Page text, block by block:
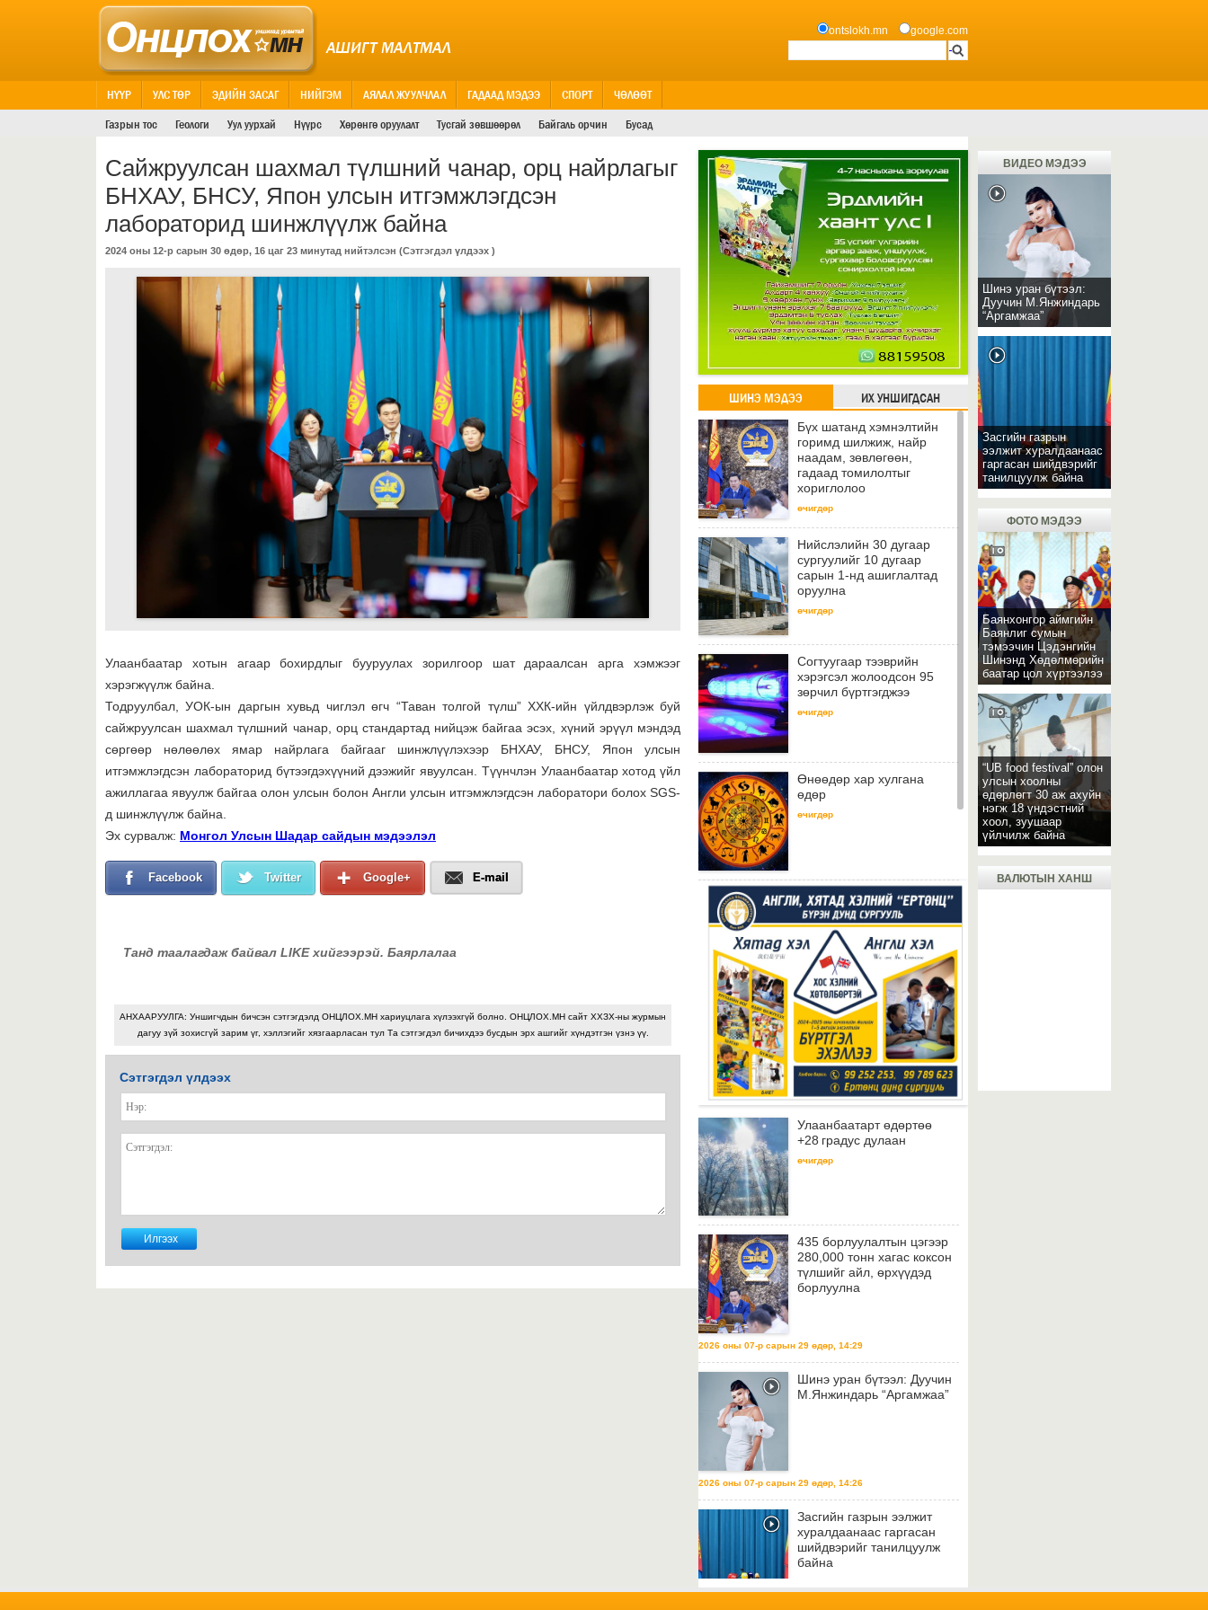
АШИГТ МАЛТМАЛ
ontslokh.mn google.com
НҮҮР УЛС ТӨР ЭДИЙН ЗАСАГ НИЙГЭМ АЯЛАЛ ЖУУЛЧЛАЛ ГАДААД МЭДЭЭ СПОРТ
ЧӨЛӨӨТ
Газрын тос
Геологи Уул уурхай Нүүрс Хөрөнгө оруулалт Тусгай зөвшөөрөл Байгаль орчин Бусад
Сайжруулсан шахмал түлшний чанар, орц найрлагыг
БНХАУ, БНСУ, Япон улсын итгэмжлэгдсэн
лабораторид шинжлүүлж байна
2024 оны 12-р сарын 30 өдөр, 16 цаг 23 минутад нийтэлсэн (Сэтгэгдэл үлдээх )
Улаанбаатар хотын агаар бохирдлыг бууруулах зорилгоор шат дараалсан арга хэмжээг
хэрэгжүүлж байна.
Тодруулбал, УОК-ын даргын хувьд чиглэл өгч “Таван толгой түлш” ХХК-ийн үйлдвэрлэж буй
сайжруулсан шахмал түлшний чанар, орц стандартад нийцэж байгаа эсэх, хүний эрүүл мэндэд
сөргөөр нөлөөлөх ямар найрлага байгааг шинжлүүлэхээр БНХАУ, БНСУ, Япон улсын
итгэмжлэгдсэн лабораторид бүтээгдэхүүний дээжийг явуулсан. Түүнчлэн Улаанбаатар хотод үйл
ажиллагаа явуулж байгаа олон улсын болон Англи улсын итгэмжлэгдсэн лаборатори болох SGS-
д шинжлүүлж байна.
Эх сурвалж: Монгол Улсын Шадар сайдын мэдээлэл
Facebook Twitter Google+ E-mail
Танд таалагдаж байвал LIKE хийгээрэй. Баярлалаа
АНХААРУУЛГА: Уншигчдын бичсэн сэтгэгдэлд ОНЦЛОХ.МН хариуцлага хүлээхгүй болно. ОНЦЛОХ.МН сайт ХХЗХ-ны журмын
дагуу зүй зохисгүй зарим үг, хэллэгийг хязгаарласан тул Та сэтгэгдэл бичихдээ бусдын эрх ашгийг хүндэтгэн үзнэ үү.
Сэтгэгдэл үлдээх
ШИНЭ МЭДЭЭ ИХ УНШИГДСАН
Бүх шатанд хэмнэлтийн
горимд шилжиж, найр
наадам, зөвлөгөөн,
гадаад томилолтыг
хориглолоо
өчигдөр
Нийслэлийн 30 дугаар
сургуулийг 10 дугаар
сарын 1-нд ашиглалтад
оруулна
өчигдөр
Согтуугаар тээврийн
хэрэгсэл жолоодсон 95
зөрчил бүртгэгджээ
өчигдөр
Өнөөдөр хар хулгана
өдөр
өчигдөр
Улаанбаатарт өдөртөө
+28 градус дулаан
өчигдөр
435 борлуулалтын цэгээр
280,000 тонн хагас коксон
түлшийг айл, өрхүүдэд
борлуулна
2026 оны 07-р сарын 29 өдөр, 14:29
Шинэ уран бүтээл: Дуучин
М.Янжиндарь “Аргамжаа”
2026 оны 07-р сарын 29 өдөр, 14:26
Засгийн газрын ээлжит
хуралдаанаас гаргасан
шийдвэрийг танилцуулж
байна
ВИДЕО МЭДЭЭ
Шинэ уран бүтээл:
Дуучин М.Янжиндарь
“Аргамжаа”
Засгийн газрын
ээлжит хуралдаанаас
гаргасан шийдвэрийг
танилцуулж байна
ФОТО МЭДЭЭ
Баянхонгор аймгийн
Баянлиг сумын
тэмээчин Цэдэнгийн
Шинэнд Хөдөлмөрийн
баатар цол хүртээлээ
“UB food festival” олон
улсын хоолны
өдөрлөгт 30 аж ахуйн
нэгж 18 үндэстний
хоол, зуушаар
үйлчилж байна
ВАЛЮТЫН ХАНШ